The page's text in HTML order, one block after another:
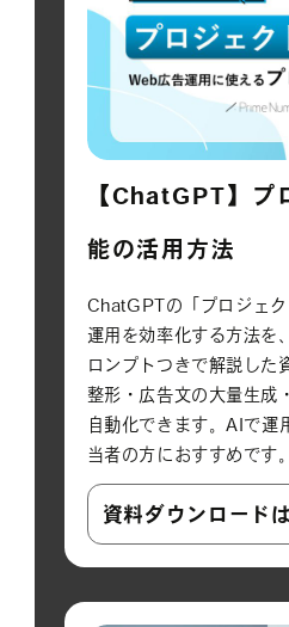
【ChatGPT】プ
能の活用方法
ChatGPTの「プロジェ
運用を効率化する方法を
ロンプトつきで解説した
整形・広告文の大量生成
自動化できます。AIで運
当者の方におすすめです。
資料ダウンロード